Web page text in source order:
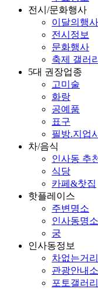
전시/문화행사
이달의행사
전시정보
문화행사
축제 갤러리
5대 권장업종
고미술
화랑
공예품
표구
필방.지업
차/음식
인사동 추
식당
카페&찻집
핫플레이스
주변명소
인사동명소
궁
인사동정보
차없는거리
관광안내소
포토갤러리